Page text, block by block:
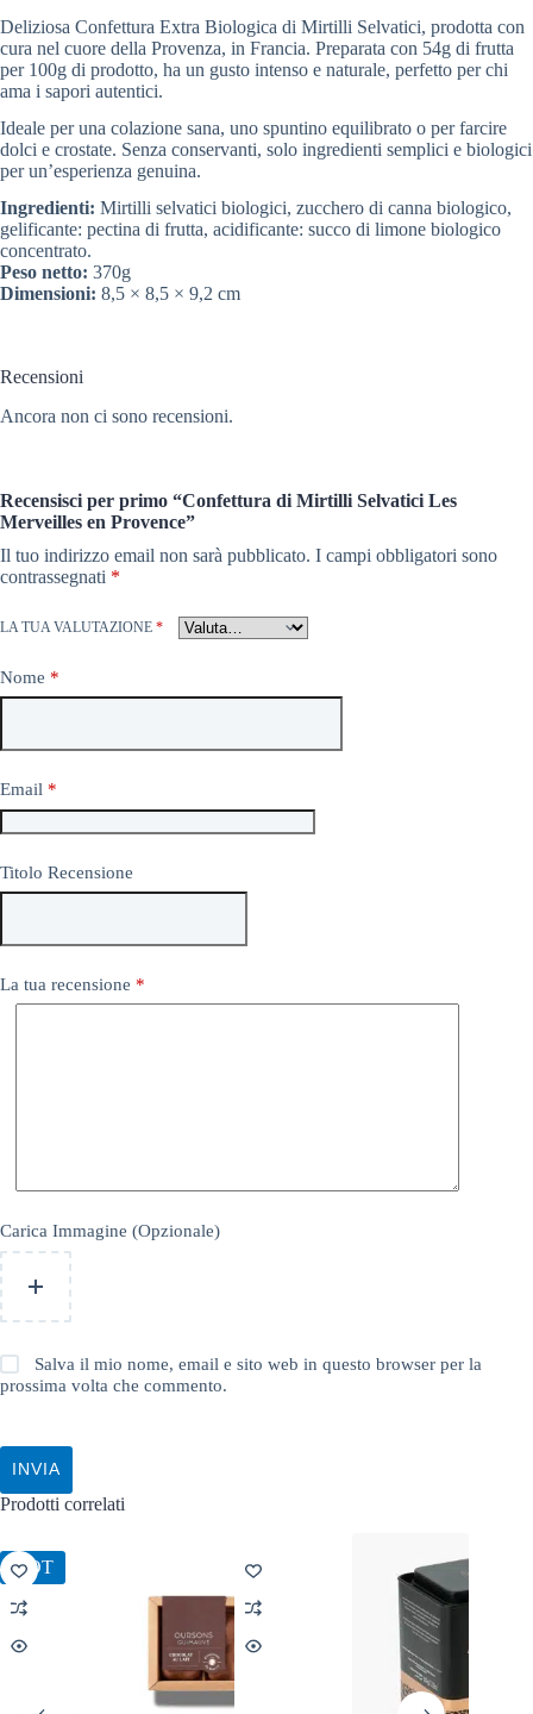
Deliziosa Confettura Extra Biologica di Mirtilli Selvatici, prodotta con
cura nel cuore della Provenza, in Francia. Preparata con 54g di frutta
per 100g di prodotto, ha un gusto intenso e naturale, perfetto per chi
ama i sapori autentici.
Ideale per una colazione sana, uno spuntino equilibrato o per farcire
dolci e crostate. Senza conservanti, solo ingredienti semplici e biologici
per un’esperienza genuina.
Ingredienti: Mirtilli selvatici biologici, zucchero di canna biologico,
gelificante: pectina di frutta, acidificante: succo di limone biologico
concentrato.
Peso netto: 370g
Dimensioni: 8,5 × 8,5 × 9,2 cm
Recensioni
Ancora non ci sono recensioni.
Recensisci per primo “Confettura di Mirtilli Selvatici Les
Merveilles en Provence”
Il tuo indirizzo email non sarà pubblicato. I campi obbligatori sono
contrassegnati *
LA TUA VALUTAZIONE *
Nome *
Email *
Titolo Recensione
La tua recensione *
Carica Immagine (Opzionale)
Salva il mio nome, email e sito web in questo browser per la
prossima volta che commento.
INVIA
Prodotti correlati
HOT